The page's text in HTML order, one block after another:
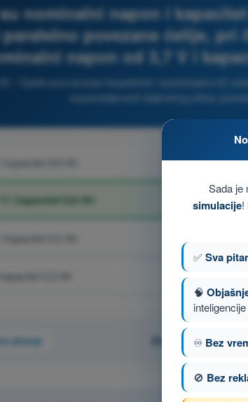
nominalni napon i
povezane ćelije, pri
napon od 3,7 V i
20 - Opšte poznavanje bespilotnih vazduhoplovnih
osposobljenosti daljinskog pilota
kapacitet 8,8 Ah
i kapacitet 8,8 Ah
kapacitet 2,2 Ah
2,2 Ah
pitanje Pitanje 20 od 167
Sada je
simulacije!
✅Sva
🧠
inteligencije
♾️ Bez
🚫 Bez